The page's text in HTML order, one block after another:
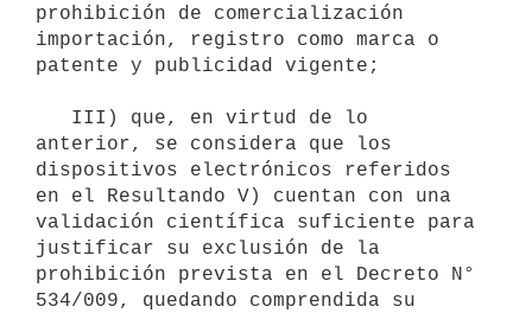
prohibición de comercialización
importación, registro como marca o
patente y publicidad vigente;
anterior, se considera que los
dispositivos electrónicos referidos
en el Resultando V) cuentan con una
validación científica suficiente para
justificar su exclusión de la
prohibición prevista en el Decreto N°
534/009, quedando comprendida su